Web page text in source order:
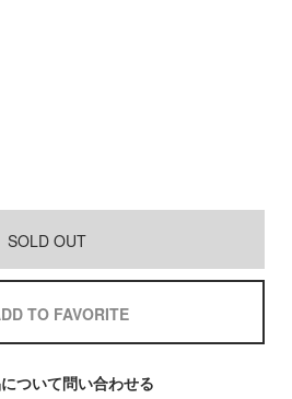
SOLD OUT
TO FAVORITE
ついて問い合わせる